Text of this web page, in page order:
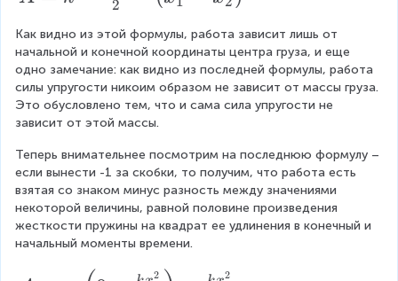
a
c
{
k
_
2
+
k
=
\f
r
a
c
{
k
x
_
1
+
k
\
c
d
o
t
\f
r
a
2
Как видно из этой формулы, работа зависит лишь от
начальной и конечной координаты центра груза, и еще
одно замечание: как видно из последней формулы, работа
силы упругости никоим образом не зависит от массы груза.
Это обусловлено тем, что и сама сила упругости не
зависит от этой массы.
Теперь внимательнее посмотрим на последнюю формулу –
если вынести -1 за скобки, то получим, что работа есть
взятая со знаком минус разность между значениями
некоторой величины, равной половине произведения
жесткости пружины на квадрат ее удлинения в конечный и
начальный моменты времени.
2 2